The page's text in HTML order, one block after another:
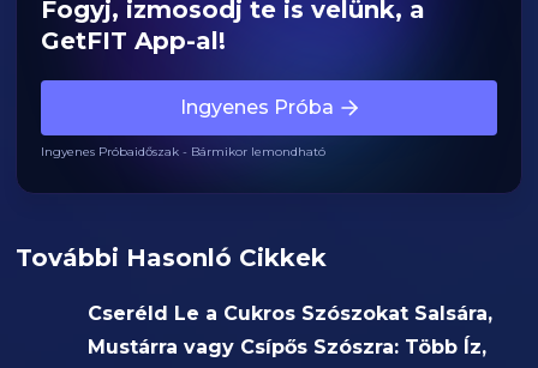
Fogyj, izmosodj te is velünk, a
GetFIT App-al!
Ingyenes Próba
Ingyenes Próbaidőszak - Bármikor lemondható
További Hasonló Cikkek
Cseréld Le a Cukros Szószokat Salsára,
Mustárra vagy Csípős Szószra: Több Íz,